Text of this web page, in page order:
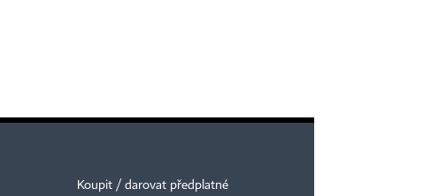
Koupit / darovat předplatné